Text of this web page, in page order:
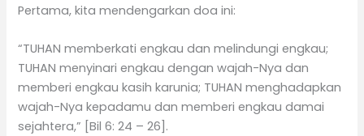
Pertama, kita mendengarkan doa ini:
“TUHAN memberkati engkau dan melindungi engkau;
TUHAN menyinari engkau dengan wajah-Nya dan
memberi engkau kasih karunia; TUHAN menghadapkan
wajah-Nya kepadamu dan memberi engkau damai
sejahtera,” [Bil 6: 24 – 26].